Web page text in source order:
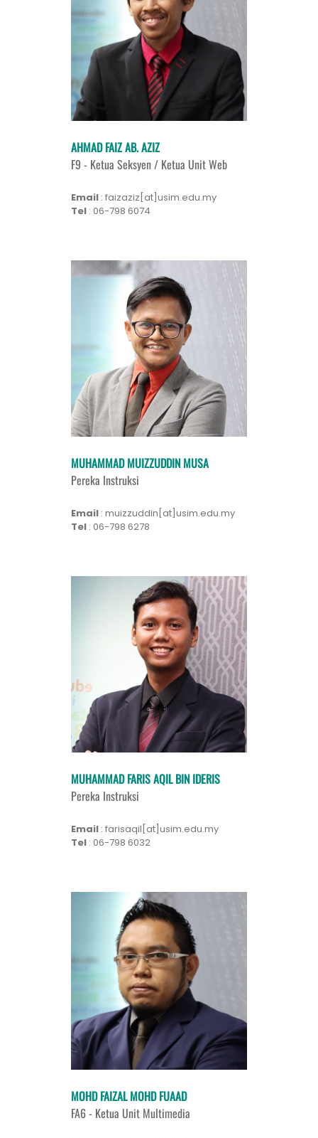
AHMAD FAIZ AB. AZIZ
F9 - Ketua Seksyen / Ketua Unit Web
Email : faizaziz[at]usim.edu.my
Tel : 06-798 6074
MUHAMMAD MUIZZUDDIN MUSA
Pereka Instruksi
Email : muizzuddin[at]usim.edu.my
Tel : 06-798 6278
MUHAMMAD FARIS AQIL BIN IDERIS
Pereka Instruksi
Email : farisaqil[at]usim.edu.my
Tel : 06-798 6032
MOHD FAIZAL MOHD FUAAD
FA6 - Ketua Unit Multimedia